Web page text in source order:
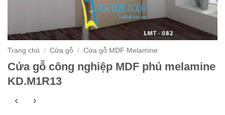
Trang chủ / Cửa gỗ / Cửa gỗ MDF Melamine
Cửa gỗ công nghiệp MDF phủ melamine
KD.M1R13